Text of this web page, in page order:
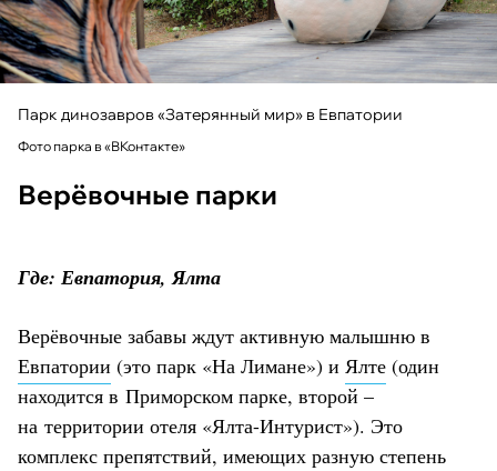
Парк динозавров «Затерянный мир» в Евпатории
Фото парка в «ВКонтакте»
Верёвочные парки
Где: Евпатория, Ялта
Верёвочные забавы ждут активную малышню в
Евпатории (это парк «На Лимане») и Ялте (один
находится в Приморском парке, второй –
на территории отеля «Ялта-Интурист»). Это
комплекс препятствий, имеющих разную степень